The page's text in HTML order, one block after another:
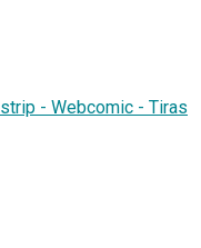
- Webcomic - Tiras